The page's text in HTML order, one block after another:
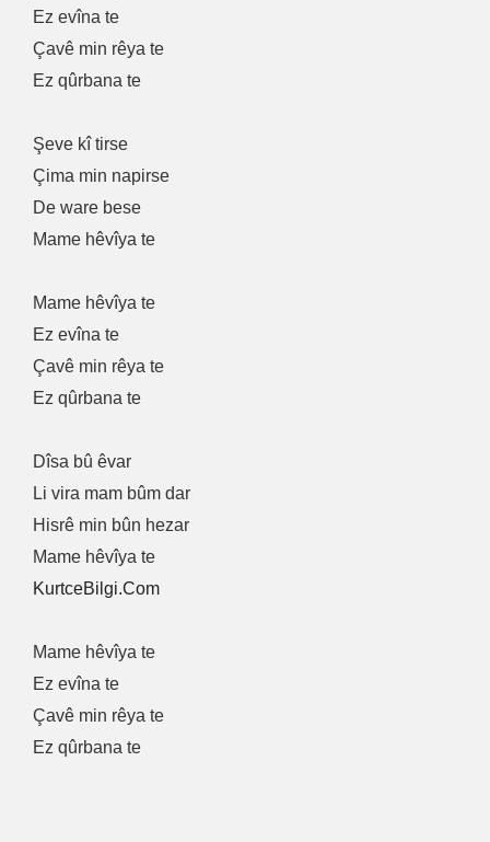
Ez evîna te
Çavê min rêya te
Ez qûrbana te
Şeve kî tirse
Çima min napirse
De ware bese
Mame hêvîya te
Mame hêvîya te
Ez evîna te
Çavê min rêya te
Ez qûrbana te
Dîsa bû êvar
Li vira mam bûm dar
Hisrê min bûn hezar
Mame hêvîya te
KurtceBilgi.Com
Mame hêvîya te
Ez evîna te
Çavê min rêya te
Ez qûrbana te